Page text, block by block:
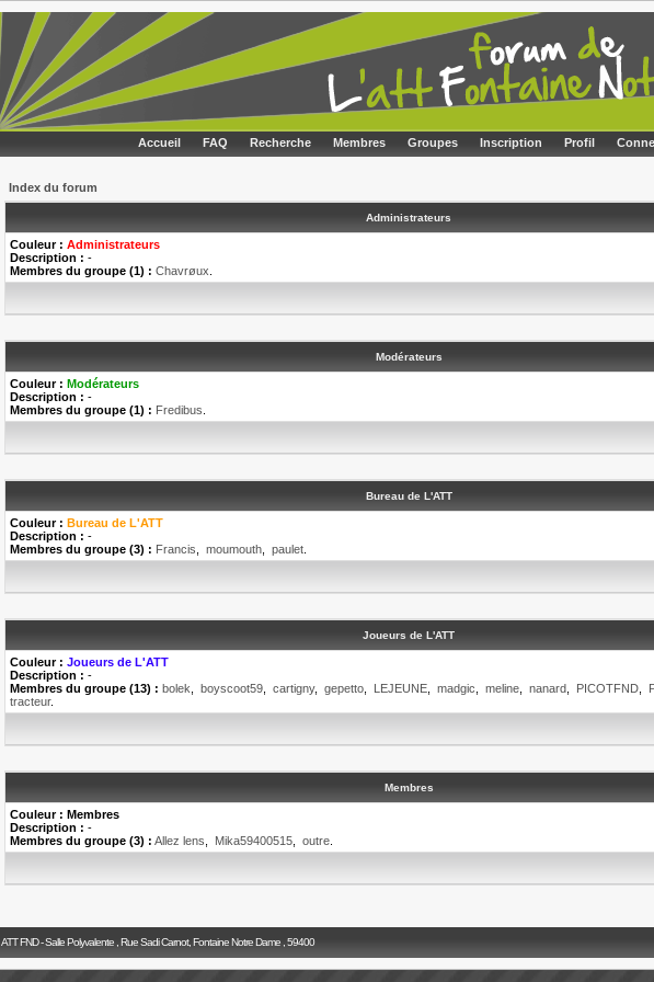
Accueil FAQ Recherche Membres Groupes Inscription Profil
Index du forum
Administrateurs
Couleur : Administrateurs
Description : -
Membres du groupe (1) : Chavrøux
Modérateurs
Couleur : Modérateurs
Description : -
Membres du groupe (1) : Fredibus
Bureau de L'ATT
Couleur : Bureau de L'ATT
Description : -
Membres du groupe (3) : Francis moumouth paulet
Joueurs de L'ATT
Couleur : Joueurs de L'ATT
Description : -
Membres du groupe (13) : bolek boyscoot59 cartigny, gepetto LEJEUNE madgic meline nanard PICOTFND
tracteur.
Membres
Couleur : Membres
Description : -
Membres du groupe (3) : Allez lens Mika59400515 outre
ATT FND - Salle Polyvalente , Rue Sadi Carnot, Fontaine Notre Dame , 59400